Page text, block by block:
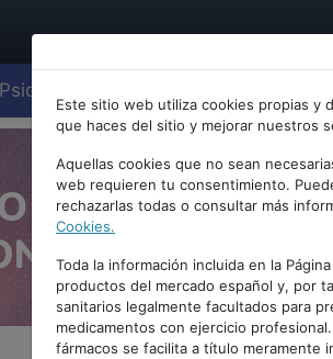
Psiquiatría
Este sitio web utiliza cookies propias y
que haces del sitio y mejorar nuestros
Aquellas cookies que no sean
web requieren tu consentimiento.
rechazarlas todas o consultar más
Cookies.
Toda la información incluida en la
productos del mercado español y, por
sanitarios legalmente facultados para
medicamentos con ejercicio
fármacos se facilita a título meramente
PUBLICIDAD